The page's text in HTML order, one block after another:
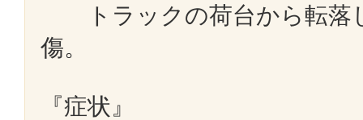
トラックの荷台から転落
傷。
『症状』